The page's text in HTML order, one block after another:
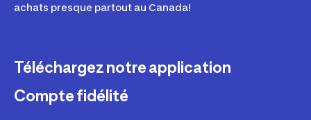
achats presque partout au Canada!
Téléchargez notre application
Compte fidélité